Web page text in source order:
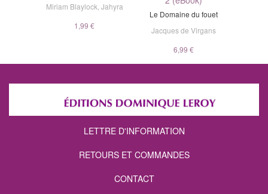
Miriam Blaylock Jahyra
1,99 €
Le Domaine du fouet
Jacques de Virgans
6,99 €
LETTRE D'INFORMATION
RETOURS ET COMMANDES
CONTACT